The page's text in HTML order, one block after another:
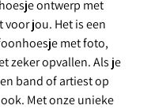
ontwerp met
jou. Het is een
met foto,
zeker opvallen. Als je
band of artiest op
Met onze unieke